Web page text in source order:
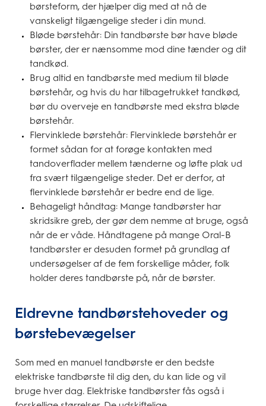
børsteform, der hjælper dig med at nå de
vanskeligt tilgængelige steder i din mund.
Bløde børstehår: Din tandbørste bør have bløde
børster, der er nænsomme mod dine tænder og dit
tandkød.
Brug altid en tandbørste med medium til bløde
børstehår, og hvis du har tilbagetrukket tandkød,
bør du overveje en tandbørste med ekstra bløde
børstehår.
Flervinklede børstehår: Flervinklede børstehår er
formet sådan for at forøge kontakten med
tandoverflader mellem tænderne og løfte plak ud
fra svært tilgængelige steder. Det er derfor, at
flervinklede børstehår er bedre end de lige.
Behageligt håndtag: Mange tandbørster har
skridsikre greb, der gør dem nemme at bruge, også
når de er våde. Håndtagene på mange Oral-B
tandbørster er desuden formet på grundlag af
undersøgelser af de fem forskellige måder, folk
holder deres tandbørste på, når de børster.
Eldrevne tandbørstehoveder og
børstebevægelser
Som med en manuel tandbørste er den bedste
elektriske tandbørste til dig den, du kan lide og vil
bruge hver dag. Elektriske tandbørster fås også i